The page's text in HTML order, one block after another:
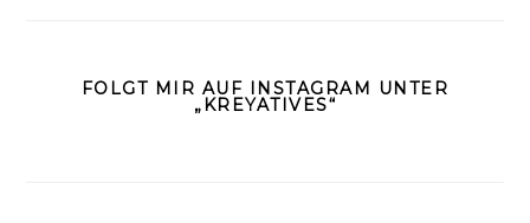
FOLGT MIR AUF INSTAGRAM UNTER
„KREYATIVES“